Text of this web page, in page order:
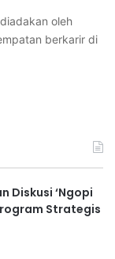
oleh
berkarir di
Diskusi ‘Ngopi
Strategis